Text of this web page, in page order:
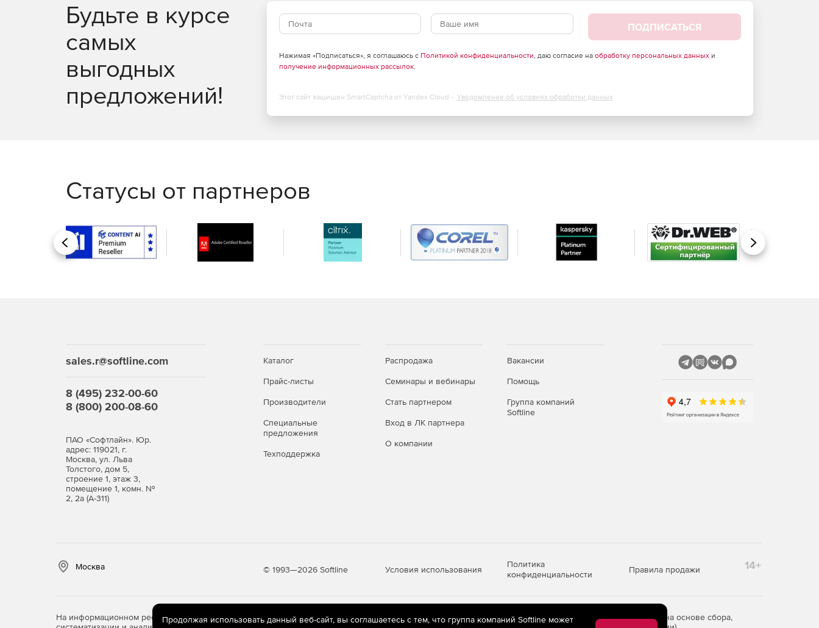
Будьте в курсе
самых
выгодных
предложений!
ПОДПИСАТЬСЯ
Нажимая «Подписаться», я соглашаюсь с Политикой конфиденциальности, даю согласие на обработку персональных данныхи
получение информационных рассылок.
Этот сайт защищен SmartCaptcha от Yandex Cloud - Уведомление об условиях обработки данных
Статусы от партнеров
Назад Вперед
sales.r@softline.com
8 (495) 232-00-60
8 (800) 200-08-60
ПАО «Софтлайн». Юр.
адрес: 119021, г.
Москва, ул. Льва
Толстого, дом 5,
строение 1, этаж 3,
помещение 1, комн. №
2, 2а (А-311)
Каталог
Прайс-листы
Производители
Специальные
предложения
Техподдержка
Распродажа
Семинары и вебинары
Стать партнером
Вход в ЛК партнера
О компании
Вакансии
Помощь
Группа компаний
Softline
Москва © 1993—2026 Softline Условия использования
Политика
конфиденциальности
Правила продажи 14+
На информационном ресурсе store.softline.ru применяютсярекомендательные технологии(информационные технологии предоставления информации на основе сбора,
Продолжая использовать данный веб-сайт, вы соглашаетесь с тем, что группа компаний Softline может